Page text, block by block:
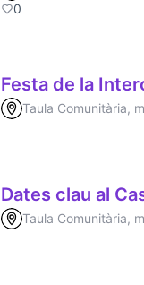
0
Festa de la
Taula Comunitària,
Dates clau al
Taula Comunitària,